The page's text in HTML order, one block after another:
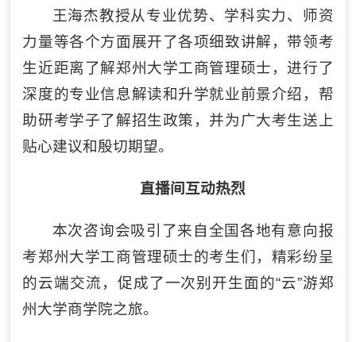
王海杰教授从专业优势、学科实力、师资
力量等各个方面展开了各项细致讲解，带领考
生近距离了解郑州大学工商管理硕士，进行了
深度的专业信息解读和升学就业前景介绍，帮
助研考学子了解招生政策，并为广大考生送上
贴心建议和殷切期望。
直播间互动热烈
本次咨询会吸引了来自全国各地有意向报
考郑州大学工商管理硕士的考生们，精彩纷呈
的云端交流，促成了一次别开生面的“云”游郑
州大学商学院之旅。